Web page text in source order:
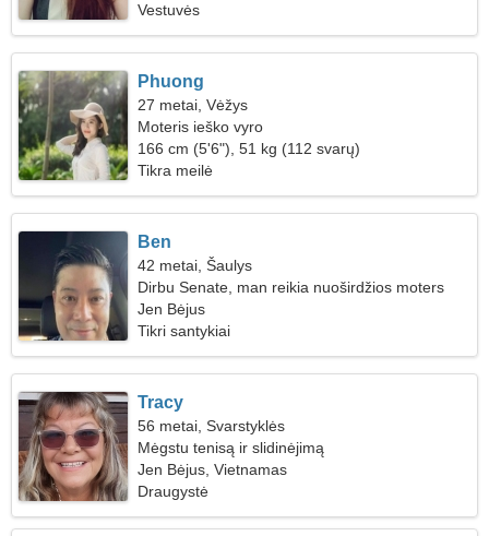
Vestuvės
Phuong
27 metai, Vėžys
Moteris ieško vyro
166 cm (5'6"), 51 kg (112 svarų)
Tikra meilė
Ben
42 metai, Šaulys
Dirbu Senate, man reikia nuoširdžios moters
Jen Bėjus
Tikri santykiai
Tracy
56 metai, Svarstyklės
Mėgstu tenisą ir slidinėjimą
Jen Bėjus, Vietnamas
Draugystė